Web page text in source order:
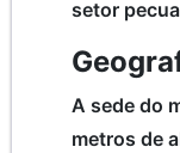
setor
A sede do
metros de